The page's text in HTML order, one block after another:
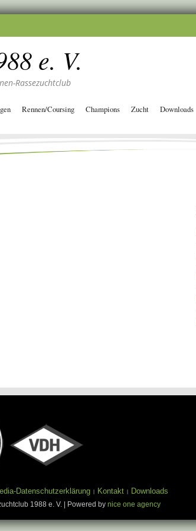
e. V.
Rassezuchtclub
Rennen/Coursing Champions Zucht Downloads
Datenschutzerklärung Kontakt Downloads
1988 e. V. | Powered by nice one agency